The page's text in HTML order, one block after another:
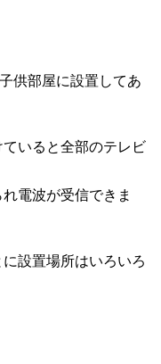
供部屋に設置してあ
いると全部のテレビ
電波が受信できま
設置場所はいろいろ